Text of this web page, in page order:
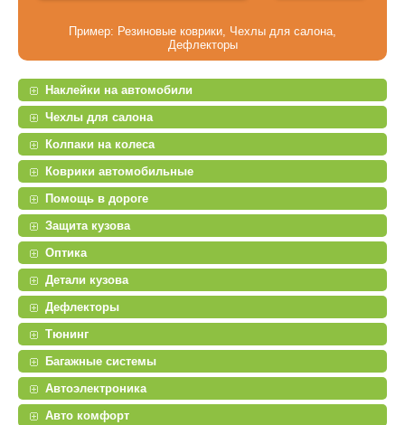
Пример: Резиновые коврики Чехлы для салона
Дефлекторы
Наклейки на автомобили
Чехлы для салона
Колпаки на колеса
Коврики автомобильные
Помощь в дороге
Защита кузова
Оптика
Детали кузова
Дефлекторы
Тюнинг
Багажные системы
Автоэлектроника
Авто комфорт